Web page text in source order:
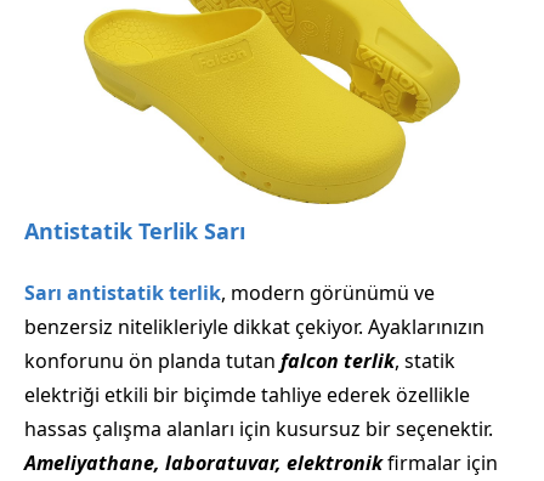
Antistatik Terlik Sarı
Sarı antistatik terlik, modern görünümü ve
benzersiz nitelikleriyle dikkat çekiyor. Ayaklarınızın
konforunu ön planda tutan falcon terlik, statik
elektriği etkili bir biçimde tahliye ederek özellikle
hassas çalışma alanları için kusursuz bir seçenektir.
Ameliyathane, laboratuvar, elektronikfirmalar için